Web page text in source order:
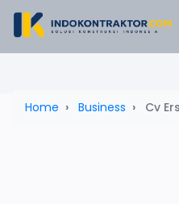
Home Business Cv